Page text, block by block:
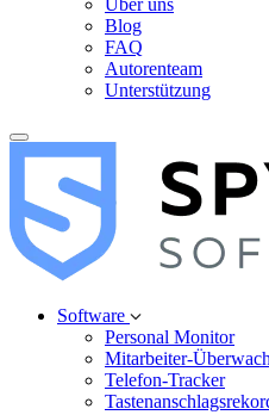
Über uns
Blog
FAQ
Autorenteam
Unterstützung
Software
Personal Monitor
Mitarbeiter-
Telefon-Tracker